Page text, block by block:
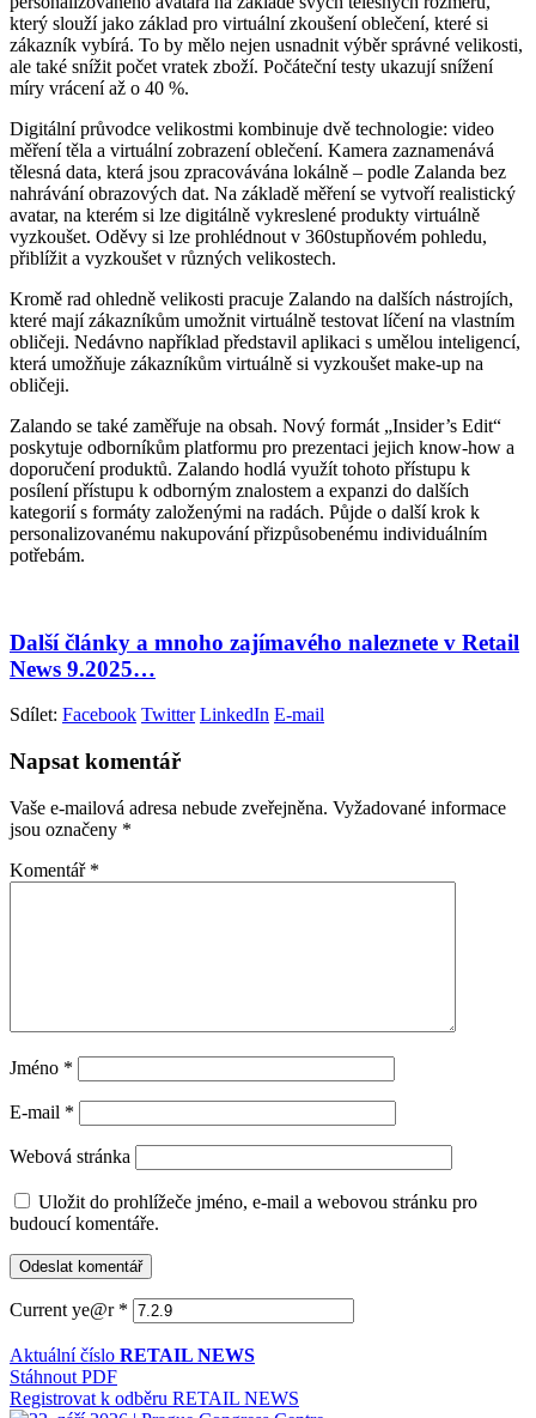
který slouží jako základ pro virtuální zkoušení oblečení, které si
zákazník vybírá. To by mělo nejen usnadnit výběr správné velikosti,
ale také snížit počet vratek zboží. Počáteční testy ukazují snížení
míry vrácení až o 40 %.
Digitální průvodce velikostmi kombinuje dvě technologie: video
měření těla a virtuální zobrazení oblečení. Kamera zaznamenává
tělesná data, která jsou zpracovávána lokálně – podle Zalanda bez
nahrávání obrazových dat. Na základě měření se vytvoří realistický
avatar, na kterém si lze digitálně vykreslené produkty virtuálně
vyzkoušet. Oděvy si lze prohlédnout v 360stupňovém pohledu,
přiblížit a vyzkoušet v různých velikostech.
Kromě rad ohledně velikosti pracuje Zalando na dalších nástrojích,
které mají zákazníkům umožnit virtuálně testovat líčení na vlastním
obličeji. Nedávno například představil aplikaci s umělou inteligencí,
která umožňuje zákazníkům virtuálně si vyzkoušet make-up na
obličeji.
Zalando se také zaměřuje na obsah. Nový formát „Insider’s Edit“
poskytuje odborníkům platformu pro prezentaci jejich know-how a
doporučení produktů. Zalando hodlá využít tohoto přístupu k
posílení přístupu k odborným znalostem a expanzi do dalších
kategorií s formáty založenými na radách. Půjde o další krok k
personalizovanému nakupování přizpůsobenému individuálním
potřebám.
Další články a mnoho zajímavého naleznete v Retail
News 9.2025…
Sdílet: Facebook Twitter LinkedIn E-mail
Napsat komentář
Vaše e-mailová adresa nebude zveřejněna. Vyžadované informace
jsou označeny *
Komentář *
Jméno *
E-mail *
Webová stránka
Uložit do prohlížeče jméno, e-mail a webovou stránku pro
budoucí komentáře.
Current ye@r *
Aktuální číslo RETAIL NEWS
Stáhnout PDF
Registrovat k odběru RETAIL NEWS